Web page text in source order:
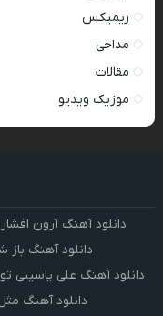
ریمیکس
مداحی
مقالات
موزیک ویدیو
دانلود آهنگ آرون
دانلود آهنگ
دانلود آهنگ علی یاسینی
دانلود آهنگ